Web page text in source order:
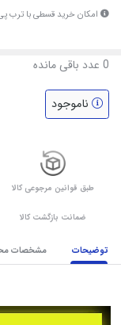
امکان خرید قسطی با ترب
0 عدد باقی مانده
ناموجود
طبق قوانین مرجوعی کالا
ضمانت بازگشت کالا
توضیحات مشخصات